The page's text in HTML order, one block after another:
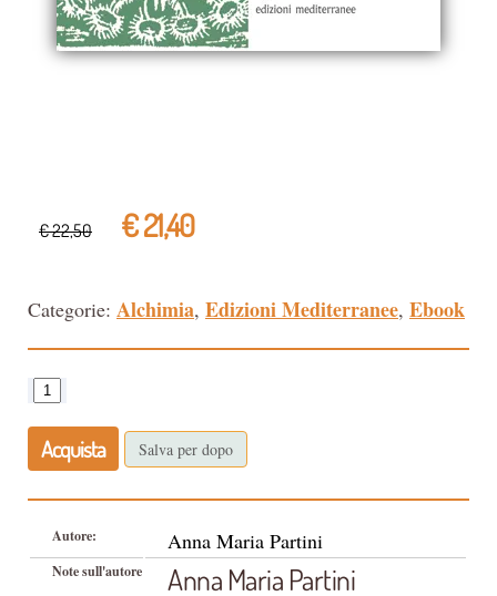
€ 22,50 € 21,40
Categorie: Alchimia, Edizioni Mediterranee, Ebook
Acquista Salva per dopo
Autore: Anna Maria Partini
Note sull'autore Anna Maria Partini